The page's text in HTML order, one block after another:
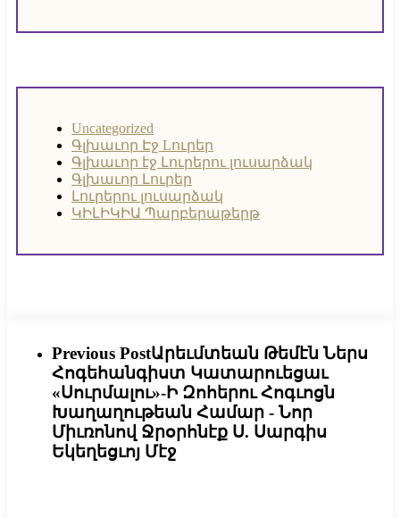
Uncategorized
Գլխաւոր Էջ Lուրեր
Գլխաւոր էջ Լուրերու լուսարձակ
Գլխաւոր Լուրեր
Լուրերու լուսարձակ
ԿԻԼԻԿԻԱ Պարբերաթերթ
Previous PostԱրեւմտեան Թեմէն Ներս
Հոգեհանգիստ Կատարուեցաւ
«Սուրմալու»-Ի Զոհերու Հոգւոցն
Խաղաղութեան Համար - Նոր
Միւռոնով Ջրօրհնէք Ս. Սարգիս
Եկեղեցւոյ Մէջ